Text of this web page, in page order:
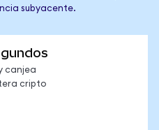
subyacente.
canjea
cripto